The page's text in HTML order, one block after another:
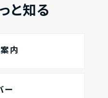
と知る
内
ー